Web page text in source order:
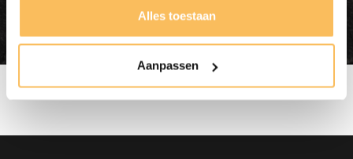
Alles toestaan
Aanpassen
195,00